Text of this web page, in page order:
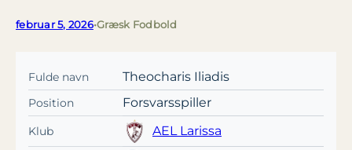
februar 5, 2026•Græsk Fodbold
Fulde navn Theocharis Iliadis
Position Forsvarsspiller
Klub AEL Larissa